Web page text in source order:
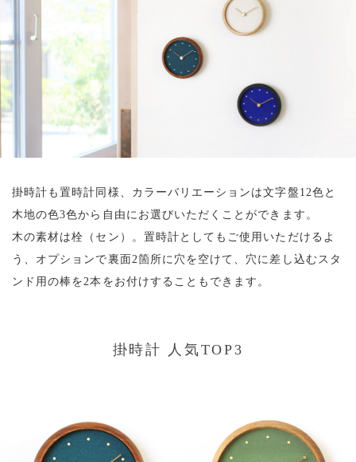
掛時計も置時計同様、カラーバリエーションは文字盤12色と
木地の色3色から自由にお選びいただくことができます。
木の素材は栓（セン）。置時計としてもご使用いただけるよ
う、オプションで裏面2箇所に穴を空けて、穴に差し込むスタ
ンド用の棒を2本をお付けすることもできます。
掛時計 人気TOP3